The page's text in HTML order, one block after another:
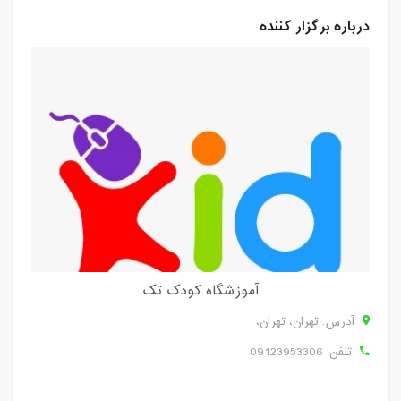
درباره برگزار کننده
آموزشگاه کودک تک
آدرس: تهران، تهران،
تلفن: 09123953306